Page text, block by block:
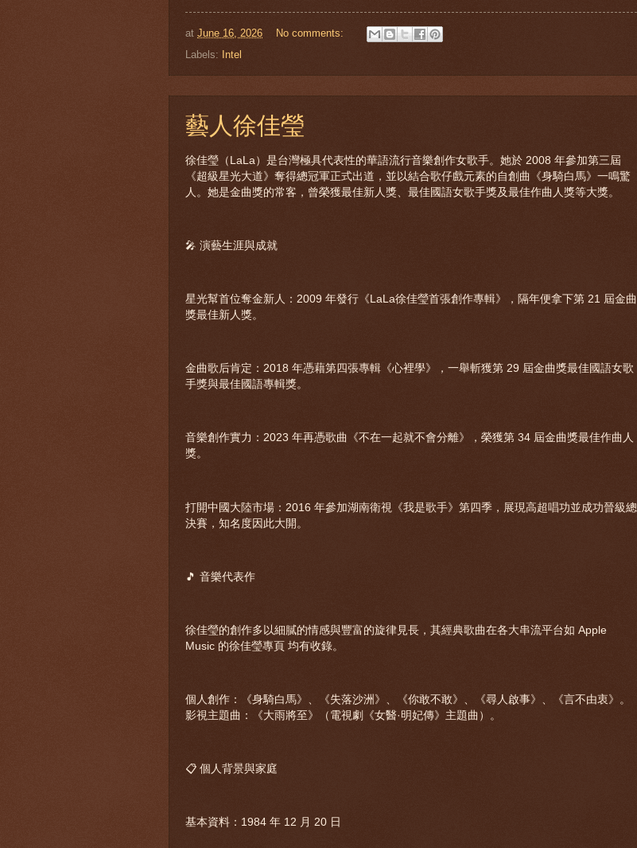
at June 16, 2026
No comments:
Labels:
Intel
藝人徐佳瑩
徐佳瑩（LaLa）是台灣極具代表性的華語流行音樂創作女歌手。她於 2008 年參加第三屆
《超級星光大道》奪得總冠軍正式出道，並以結合歌仔戲元素的自創曲《身騎白馬》一鳴驚
人。她是金曲獎的常客，曾榮獲最佳新人獎、最佳國語女歌手獎及最佳作曲人獎等大獎。
🎤 演藝生涯與成就
星光幫首位奪金新人：2009 年發行《LaLa徐佳瑩首張創作專輯》，隔年便拿下第 21 屆金曲
獎最佳新人獎。
金曲歌后肯定：2018 年憑藉第四張專輯《心裡學》，一舉斬獲第 29 屆金曲獎最佳國語女歌
手獎與最佳國語專輯獎。
音樂創作實力：2023 年再憑歌曲《不在一起就不會分離》，榮獲第 34 屆金曲獎最佳作曲人
獎。
打開中國大陸市場：2016 年參加湖南衛視《我是歌手》第四季，展現高超唱功並成功晉級總
決賽，知名度因此大開。
🎵 音樂代表作
徐佳瑩的創作多以細膩的情感與豐富的旋律見長，其經典歌曲在各大串流平台如 Apple
Music 的徐佳瑩專頁 均有收錄。
個人創作：《身騎白馬》、《失落沙洲》、《你敢不敢》、《尋人啟事》、《言不由衷》。
影視主題曲：《大雨將至》（電視劇《女醫·明妃傳》主題曲）。
📋 個人背景與家庭
基本資料：1984 年 12 月 20 日